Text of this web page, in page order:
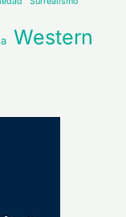
Western